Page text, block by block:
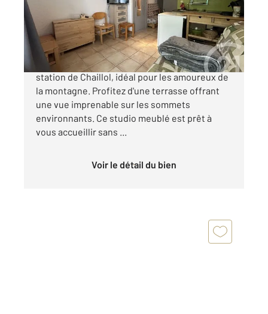
Appartement Studio à vendre
46 000 €
À vendre : Charmant petit studio au cœur de la
station de Chaillol, idéal pour les amoureux de
la montagne. Profitez d'une terrasse offrant
une vue imprenable sur les sommets
environnants. Ce studio meublé est prêt à
vous accueillir sans ...
Voir le détail du bien